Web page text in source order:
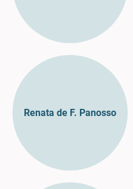
Renata de F. Panosso